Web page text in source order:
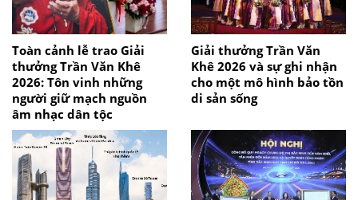
Toàn cảnh lễ trao Giải
thưởng Trần Văn Khê
2026: Tôn vinh những
người giữ mạch nguồn
âm nhạc dân tộc
Giải thưởng Trần Văn
Khê 2026 và sự ghi nhận
cho một mô hình bảo tồn
di sản sống